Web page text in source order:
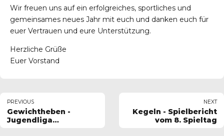
Wir freuen uns auf ein erfolgreiches, sportliches und
gemeinsames neues Jahr mit euch und danken euch für
euer Vertrauen und eure Unterstützung.
Herzliche Grüße
Euer Vorstand
PREVIOUS
Gewichtheben -
Jugendliga
NEXT
Kegeln - Spielbericht
vom 8. Spieltag